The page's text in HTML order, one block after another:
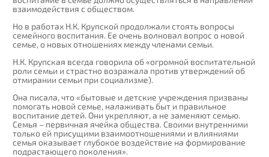
взаимодействия с обществом.
Но в работах Н.К. Крупской продолжали стоять вопросы
семейного воспитания. Ее очень волновал вопрос о новой
семье, о новых отношениях между членами семьи.
Н.К. Крупская всегда говорила об «огромной воспитательной
роли семьи и страстно возражала против утверждений об
отмирании семьи при социализме).
Она писала, что «бытовые и детские учреждения призваны
помогать новой семье, налаживать быт и правильное
воспитание детей. Они укрепляют, а не заменяют семью.
Семья – первичная ячейка общества. Своими внутренними
только ей присущими взаимоотношениями и влияниями
семья оказывает глубокое воздействие на формирование
подрастающего поколения».